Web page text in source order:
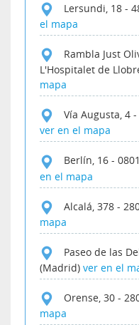
Lersundi, 18 -
el mapa
Rambla Just
L'Hospitalet de
mapa
Vía Augusta, 4 -
ver en el mapa
Berlín, 16 -
en el mapa
Alcalá, 378 -
mapa
Paseo de las
(Madrid) ver en el
Orense, 30 -
mapa